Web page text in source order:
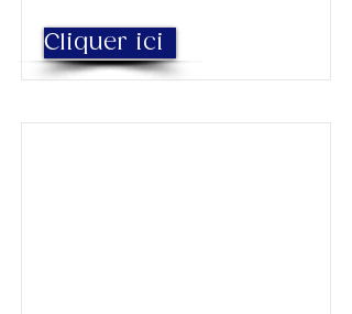
Cliquer ici